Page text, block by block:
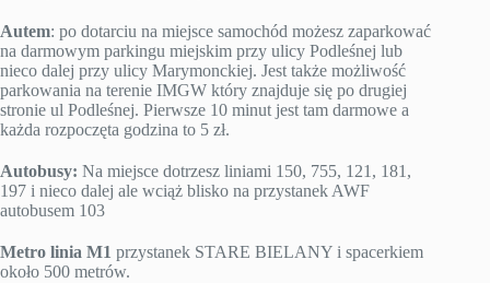
Autem: po dotarciu na miejsce samochód możesz zaparkować
na darmowym parkingu miejskim przy ulicy Podleśnej lub
nieco dalej przy ulicy Marymonckiej. Jest także możliwość
parkowania na terenie IMGW który znajduje się po drugiej
stronie ul Podleśnej. Pierwsze 10 minut jest tam darmowe a
każda rozpoczęta godzina to 5 zł.
Autobusy: Na miejsce dotrzesz liniami 150, 755, 121, 181,
197 i nieco dalej ale wciąż blisko na przystanek AWF
autobusem 103
Metro linia M1 przystanek STARE BIELANY i spacerkiem
około 500 metrów.